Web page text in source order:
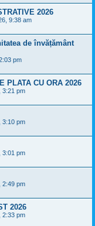
2026
9:38 am
de învățământ
pm
PLATA CU ORA 2026
3:21 pm
3:10 pm
3:01 pm
2:49 pm
2026
2:33 pm